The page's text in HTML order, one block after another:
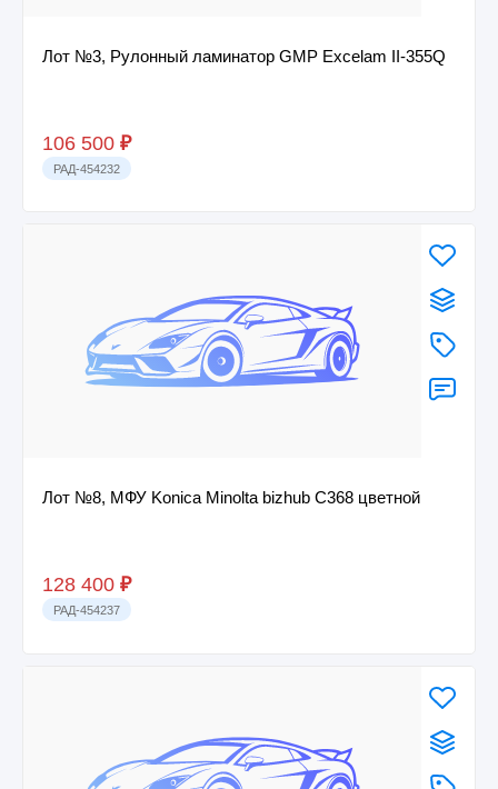
Лот №3, Рулонный ламинатор GMP Excelam II-355Q
106 500 ₽
РАД-454232
Лот №8, МФУ Konica Minolta bizhub C368 цветной
128 400 ₽
РАД-454237